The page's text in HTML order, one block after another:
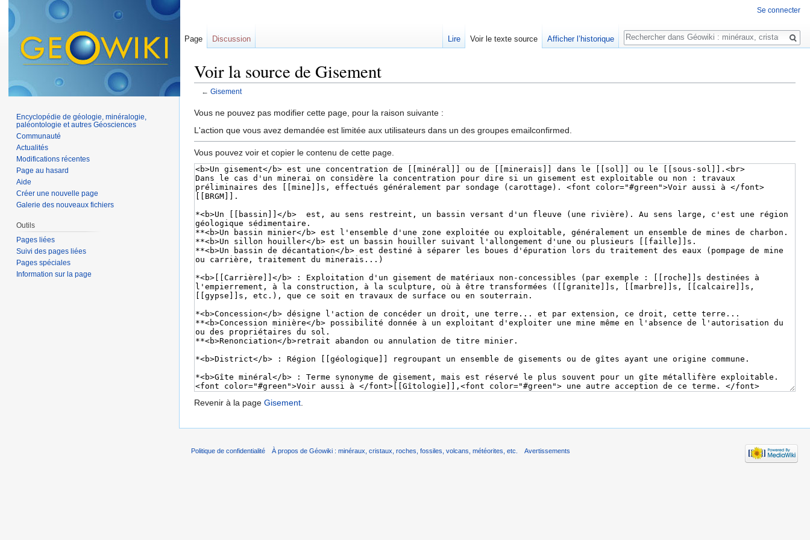
Voir la source de Gisement
← Gisement
Vous ne pouvez pas modifier cette page, pour la raison suivante :
L'action que vous avez demandée est limitée aux utilisateurs dans un des groupes emailconfirmed.
Vous pouvez voir et copier le contenu de cette page.
Revenir à la page Gisement.
Se connecter
Page Discussion Lire Voir le texte source Afficher l’historique
Rechercher
Encyclopédie de géologie, minéralogie,
paléontologie et autres Géosciences
Communauté
Actualités
Modifications récentes
Page au hasard
Aide
Créer une nouvelle page
Galerie des nouveaux fichiers
Outils
Pages liées
Suivi des pages liées
Pages spéciales
Information sur la page
Politique de confidentialité À propos de Géowiki : minéraux, cristaux, roches, fossiles, volcans, météorites, etc. Avertissements